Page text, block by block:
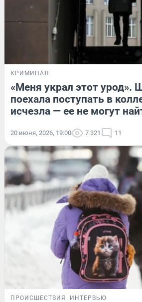
КРИМИНАЛ
«Меня украл этот урод».
поехала поступать в
исчезла — ее не могут
20 июня, 2026, 19:00 7 321 11
ПРОИСШЕСТВИЯ ИНТЕРВЬЮ